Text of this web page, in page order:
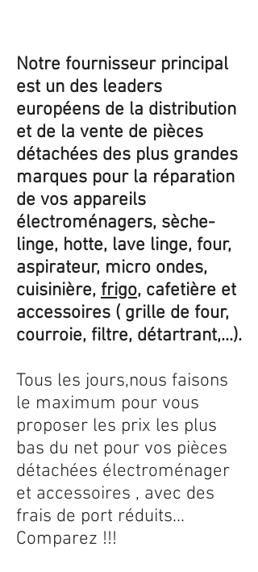
Notre fournisseur principal
est un des leaders
européens de la distribution
et de la vente de pièces
détachées des plus grandes
marques pour la réparation
de vos appareils
électroménagers, sèche-
linge, hotte, lave linge, four,
aspirateur, micro ondes,
cuisinière, frigo, cafetière et
accessoires ( grille de four,
courroie, filtre, détartrant,...).
Tous les jours,nous faisons
le maximum pour vous
proposer les prix les plus
bas du net pour vos pièces
détachées électroménager
et accessoires , avec des
frais de port réduits...
Comparez !!!